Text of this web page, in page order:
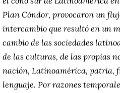
Plan Cóndor, provocaron un
intercambio que resultó en un
cambio de las sociedades
de las culturas, de las propias
nación, Latinoamérica, patria,
lenguaje. Por razones